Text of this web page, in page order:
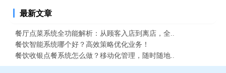
最新文章
餐厅点菜系统全功能解析：从顾客入店到离店，全..
餐饮智能系统哪个好？高效策略优化业务！
餐饮收银点餐系统怎么做？移动化管理，随时随地..